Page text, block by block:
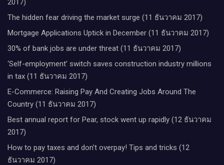
2017)
The hidden fear driving the market surge (11 ธันวาคม 2017)
Mortgage Applications Uptick in December (11 ธันวาคม 2017)
30% of bank jobs are under threat (11 ธันวาคม 2017)
‘Self-employment’ switch saves construction industry millions
in tax (11 ธันวาคม 2017)
E-Commerce: Raising Pay And Creating Jobs Around The
Country (11 ธันวาคม 2017)
Best annual report for Pear, stock went up rapidly (12 ธันวาคม
2017)
How to pay taxes and don’t overpay! Tips and tricks (12
ธันวาคม 2017)